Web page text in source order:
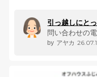
引っ越しにと
アヤカ